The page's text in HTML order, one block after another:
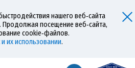
нашего веб‑сайта
посещение веб‑сайта,
cookie‑файлов.
их использовании.